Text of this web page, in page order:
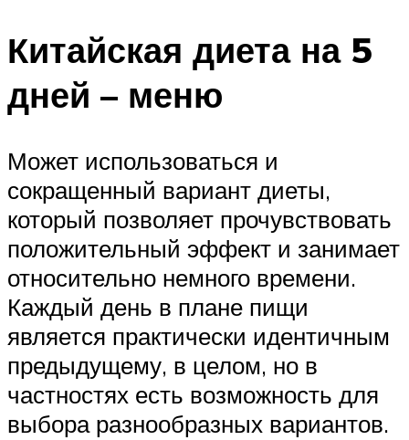
Китайская диета на 5
дней – меню
Может использоваться и
сокращенный вариант диеты,
который позволяет прочувствовать
положительный эффект и занимает
относительно немного времени.
Каждый день в плане пищи
является практически идентичным
предыдущему, в целом, но в
частностях есть возможность для
выбора разнообразных вариантов.